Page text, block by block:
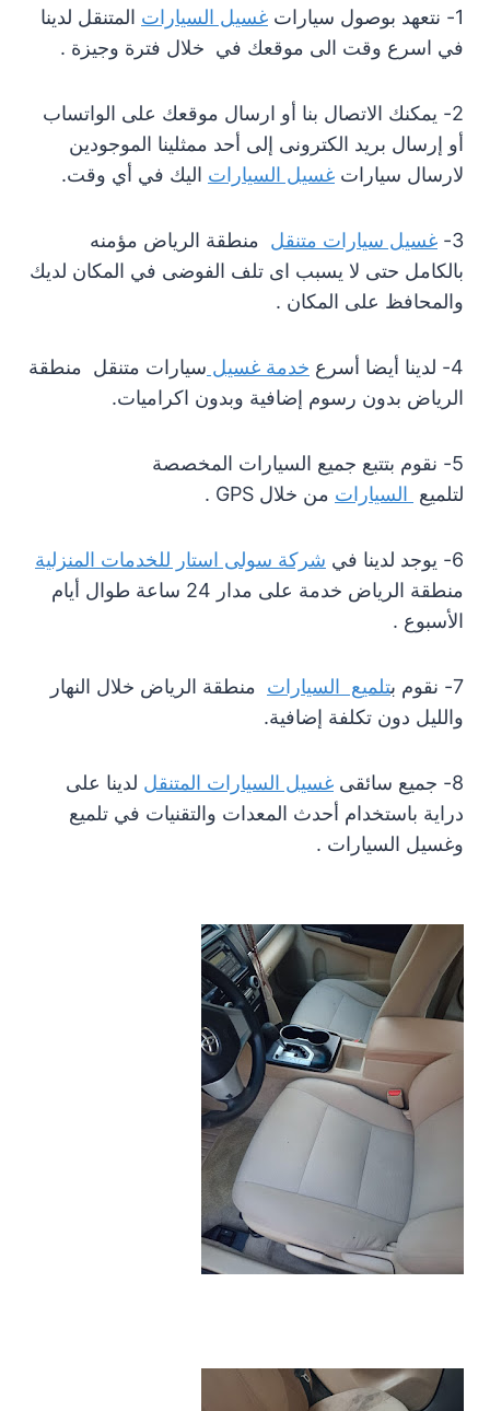
1- نتعهد بوصول سيارات غسيل السيارات المتنقل لدينا
في اسرع وقت الى موقعك في خلال فترة وجيزة .
2- يمكنك الاتصال بنا أو ارسال موقعك على الواتساب
أو إرسال بريد الكترونى إلى أحد ممثلينا الموجودين
لارسال سيارات غسيل السيارات اليك في أي وقت.
3- غسيل سيارات متنقل منطقة الرياض مؤمنه
بالكامل حتى لا يسبب اى تلف الفوضى في المكان لديك
والمحافظ على المكان .
4- لدينا أيضا أسرع خدمة غسيل سيارات متنقل منطقة
الرياض بدون رسوم إضافية وبدون اكراميات.
5- نقوم بتتبع جميع السيارات المخصصة
لتلميع
السيارات من خلال GPS .
6- يوجد لدينا في
شركة سولى استار للخدمات المنزلية
منطقة الرياض خدمة على مدار 24 ساعة طوال أيام
الأسبوع .
7- نقوم ب تلميع السيارات منطقة الرياض خلال النهار
والليل دون تكلفة إضافية.
8- جميع سائقى غسيل السيارات المتنقل لدينا على
دراية باستخدام أحدث المعدات والتقنيات في تلميع
وغسيل السيارات .